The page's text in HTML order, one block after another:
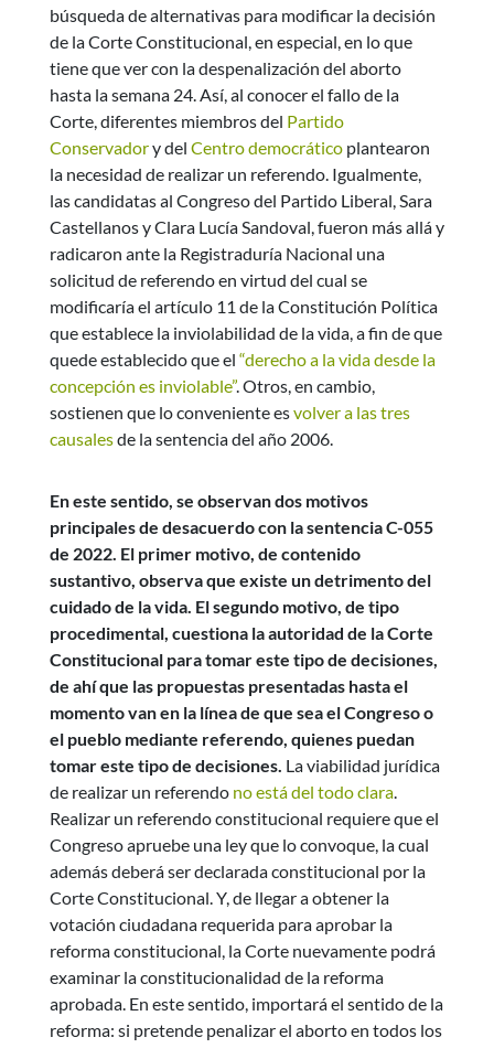
búsqueda de alternativas para modificar la decisión
de la Corte Constitucional, en especial, en lo que
tiene que ver con la despenalización del aborto
hasta la semana 24. Así, al conocer el fallo de la
Corte, diferentes miembros del Partido
Conservadory del Centro democráticoplantearon
la necesidad de realizar un referendo. Igualmente,
las candidatas al Congreso del Partido Liberal, Sara
Castellanos y Clara Lucía Sandoval, fueron más allá y
radicaron ante la Registraduría Nacional una
solicitud de referendo en virtud del cual se
modificaría el artículo 11 de la Constitución Política
que establece la inviolabilidad de la vida, a fin de que
quede establecido que el “derecho a la vida desde la
concepción es inviolable”. Otros, en cambio,
sostienen que lo conveniente esvolver a las tres
causalesde la sentencia del año 2006.
En este sentido, se observan dos motivos
principales de desacuerdo con la sentencia C-055
de 2022. El primer motivo, de contenido
sustantivo, observa que existe un detrimento del
cuidado de la vida. El segundo motivo, de tipo
procedimental, cuestiona la autoridad de la Corte
Constitucional para tomar este tipo de decisiones,
de ahí que las propuestas presentadas hasta el
momento van en la línea de que sea el Congreso o
el pueblo mediante referendo, quienes puedan
tomar este tipo de decisiones. La viabilidad jurídica
de realizar un referendo no está del todo clara.
Realizar un referendo constitucional requiere que el
Congreso apruebe una ley que lo convoque, la cual
además deberá ser declarada constitucional por la
Corte Constitucional. Y, de llegar a obtener la
votación ciudadana requerida para aprobar la
reforma constitucional, la Corte nuevamente podrá
examinar la constitucionalidad de la reforma
aprobada. En este sentido, importará el sentido de la
reforma: si pretende penalizar el aborto en todos los